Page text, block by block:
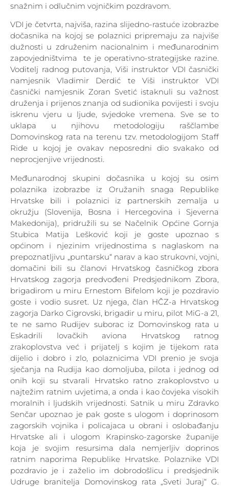
snažnim i odlučnim vojničkim pozdravom.
VDI je četvrta, najviša, razina slijedno-rastuće izobrazbe
dočasnika na kojoj se polaznici pripremaju za najviše
dužnosti u združenim nacionalnim i međunarodnim
zapovjedništvima te je operativno-strategijske razine.
Voditelj radnog putovanja, Viši instruktor VDI časnički
namjesnik Vladimir Derdić te Viši instruktor VDI
časnički namjesnik Zoran Svetić istaknuli su važnost
druženja i prijenos znanja od sudionika povijesti i svoju
iskrenu vjeru u ljude, svjedoke vremena. Sve se to
uklapa u njihovu metodologiju raščlambe
Domovinskog rata na terenu tzv. metodologijom Staff
Ride u kojoj je ovakav neposredni dio svakako od
neprocjenjive vrijednosti.
Međunarodnoj skupini dočasnika u kojoj su osim
polaznika izobrazbe iz Oružanih snaga Republike
Hrvatske bili i polaznici iz partnerskih zemalja u
okružju (Slovenija, Bosna i Hercegovina i Sjeverna
Makedonija), pridružili su se Načelnik Općine Gornja
Stubica Matija Lešković koji je goste upoznao s
općinom i njezinim vrijednostima s naglaskom na
prepoznatljivu „puntarsku“ narav a kao strukovni, vojni,
domačini bili su članovi Hrvatskog časničkog zbora
Hrvatskog zagorja predvođeni Predsjednikom Zbora,
brigadirom u miru Ernestom Bifelom koji je pozdravio
goste i vodio susret. Uz njega, član HČZ-a Hrvatskog
zagorja Darko Cigrovski, brigadir u miru, pilot MiG-a 21,
te ne samo Rudijev suborac iz Domovinskog rata u
Eskadrili lovačkih aviona Hrvatskog ratnog
zrakoplovstva već i prijatelj s kojim je tijekom rata
dijelio i dobro i zlo, polaznicima VDI prenio je svoja
sječanja na Rudija kao domoljuba, pilota i jednog od
onih koji su stvarali Hrvatsko ratno zrakoplovstvo u
najtežim ratnim uvjetima, a onda i kao čovjeka visokih
moralnih i ljudskih vrijednosti. Satnik u miru Zdravko
Senčar upoznao je pak goste s ulogom i doprinosom
zagorskih vojnika i policajaca u obrani i oslobađanju
Hrvatske ali i ulogom Krapinsko-zagorske županije
koja je svojim resursima dala nemjerljiv doprinos
ratnim naporima Republike Hrvatske. Polaznike VDI
pozdravio je i zaželio im dobrodošlicu i predsjednik
Udruge branitelja Domovinskog rata „Sveti Juraj“ G.